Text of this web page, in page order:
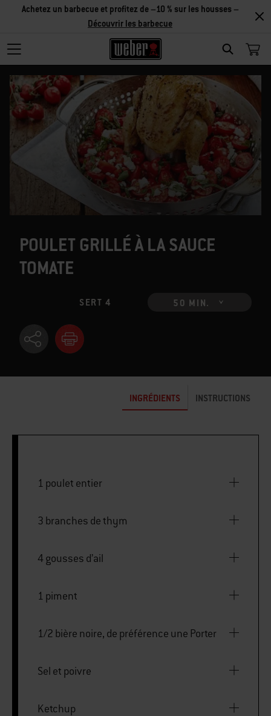
SEARCH
Achetez un barbecue et profitez de –10 % sur les housses –
Découvrir les barbecue
POULET GRILLÉ À LA SAUCE
TOMATE
SERT 4 50 MIN.
INGRÉDIENTS INSTRUCTIONS
1 poulet entier
3 branches de thym
4 gousses d’ail
1 piment
1/2 bière noire, de préférence une Porter
Sel et poivre
Ketchup